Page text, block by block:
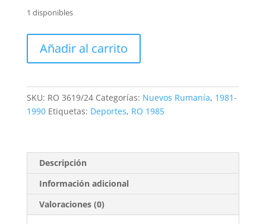
1 disponibles
3619/24.
de
Fútbol.
**1985
cantidad
Añadir al carrito
SKU: RO 3619/24 Categorías: Nuevos Rumanía, 1981-
1990 Etiquetas: Deportes, RO 1985
Descripción
Información adicional
Valoraciones (0)